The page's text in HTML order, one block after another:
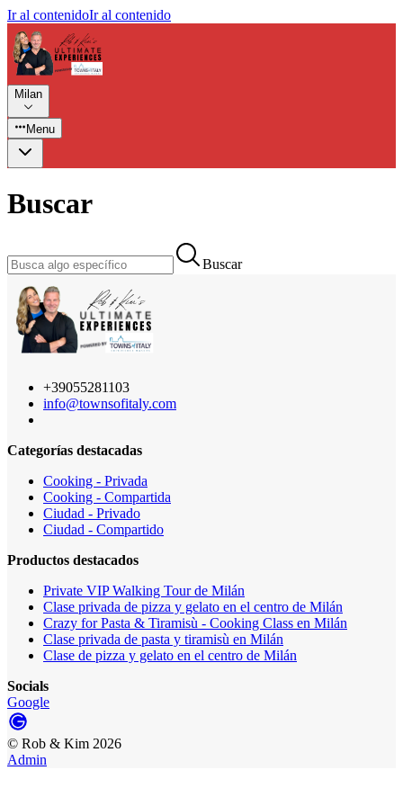
Ir al contenidoIr al contenido
Milan
Menu
Buscar
Buscar
+39055281103
info@townsofitaly.com
Categorías destacadas
Cooking - Privada
Cooking - Compartida
Ciudad - Privado
Ciudad - Compartido
Productos destacados
Private VIP Walking Tour de Milán
Clase privada de pizza y gelato en el centro de Milán
Crazy for Pasta & Tiramisù - Cooking Class en Milán
Clase privada de pasta y tiramisù en Milán
Clase de pizza y gelato en el centro de Milán
Socials
Google
© Rob & Kim 2026
Admin